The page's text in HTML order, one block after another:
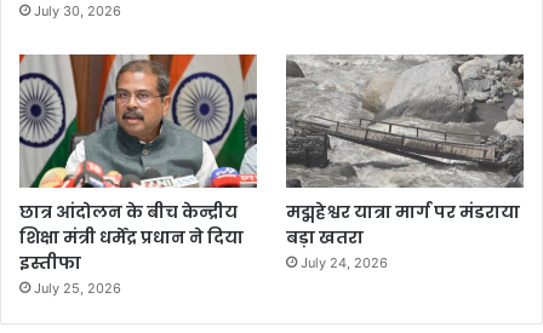
July 30, 2026
छात्र आंदोलन के बीच केन्द्रीय
शिक्षा मंत्री धर्मेंद्र प्रधान ने दिया
इस्तीफा
July 25, 2026
मद्महेश्वर यात्रा मार्ग पर मंडराया
बड़ा खतरा
July 24, 2026